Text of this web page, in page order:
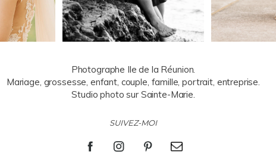
Photographe Ile de la Réunion.
Mariage, grossesse, enfant, couple, famille, portrait, entreprise.
Studio photo sur Sainte-Marie.
SUIVEZ-MOI